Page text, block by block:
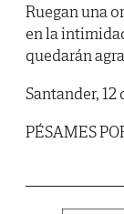
Ruegan una
en la
quedarán
Santander, 12
PÉSAMES